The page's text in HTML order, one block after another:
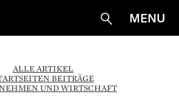
Suche
MENU
ALLE ARTIKEL
BEITRÄGE
UND WIRTSCHAFT